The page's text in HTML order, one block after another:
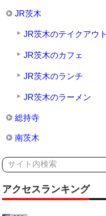
JR茨木
JR茨木のテイクアウト
JR茨木のカフェ
JR茨木のランチ
JR茨木のラーメン
総持寺
南茨木
アクセスランキング